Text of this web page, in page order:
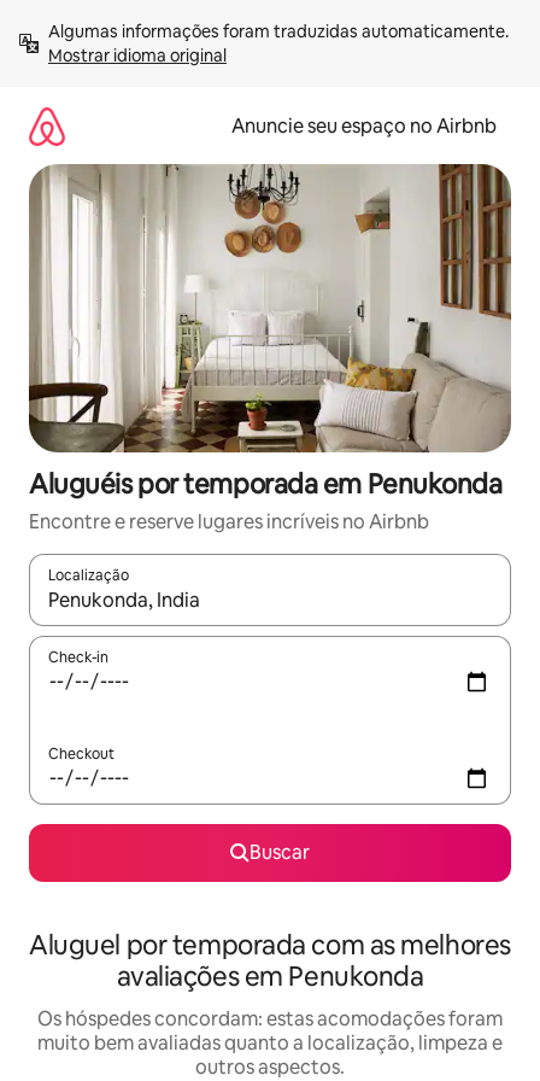
para
Mostrar idioma original
Anuncie seu espaço no Airbnb
Aluguéis por temporada em Penukonda
Encontre e reserve lugares incríveis no Airbnb
Localização
Quando os resultados estiverem disponíveis, explore-os
Check-in
Checkout
Buscar
Aluguel por temporada com as melhores
avaliações em Penukonda
Os hóspedes concordam: estas acomodações foram
muito bem avaliadas quanto a localização, limpeza e
outros aspectos.